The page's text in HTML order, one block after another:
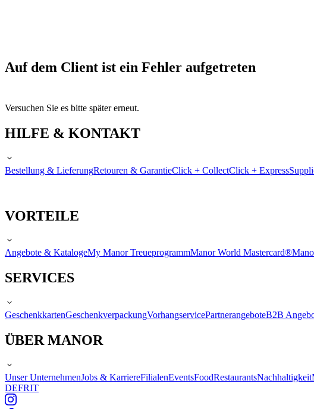
Auf dem Client ist ein Fehler aufgetreten
Versuchen Sie es bitte später erneut.
HILFE & KONTAKT
Bestellung & LieferungRetouren & GarantieClick + CollectClick + Express
VORTEILE
Angebote & KatalogeMy Manor TreueprogrammManor World Mastercard®
SERVICES
GeschenkkartenGeschenkverpackungVorhangservicePartnerangeboteB2B
ÜBER MANOR
Unser UnternehmenJobs & KarriereFilialenEventsFoodRestaurantsNachhaltigkeit
DEFRIT